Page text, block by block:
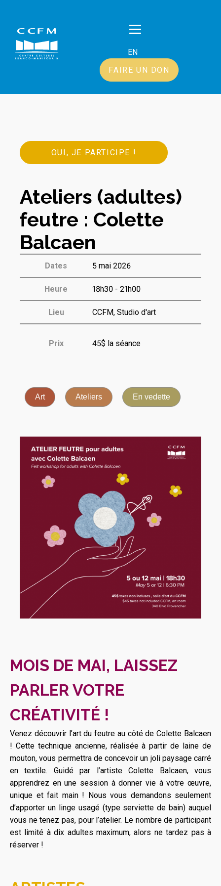
EN
FAIRE UN DON
OUI, JE PARTICIPE !
Ateliers (adultes)
feutre : Colette
Balcaen
Dates 5 mai 2026
Heure 18h30 - 21h00
Lieu CCFM, Studio d'art
Prix 45$ la séance
Art Ateliers En vedette
MOIS DE MAI, LAISSEZ
PARLER VOTRE
CRÉATIVITÉ !
Venez découvrir l’art du feutre au côté de Colette Balcaen
! Cette technique ancienne, réalisée à partir de laine de
mouton, vous permettra de concevoir un joli paysage carré
en textile. Guidé par l’artiste Colette Balcaen, vous
apprendrez en une session à donner vie à votre œuvre,
unique et fait main ! Nous vous demandons seulement
d’apporter un linge usagé (type serviette de bain) auquel
vous ne tenez pas, pour l’atelier. Le nombre de participant
est limité à dix adultes maximum, alors ne tardez pas à
réserver !